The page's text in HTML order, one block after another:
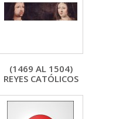
(1469 AL 1504)
REYES CATÓLICOS